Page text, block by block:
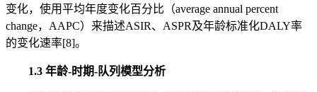
变化，使用平均年度变化百分比（average annual percent
change，AAPC）来描述ASIR、ASPR及年龄标准化DALY率
的变化速率[8]。
1.3 年龄-时期-队列模型分析